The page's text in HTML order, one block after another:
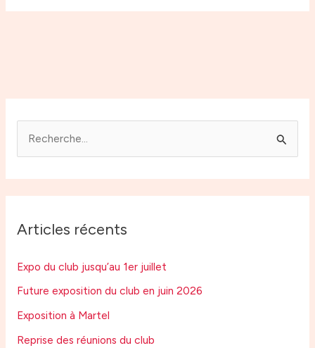
e
c
h
e
r
Articles récents
Expo du club jusqu’au 1er juillet
Future exposition du club en juin 2026
Exposition à Martel
Reprise des réunions du club